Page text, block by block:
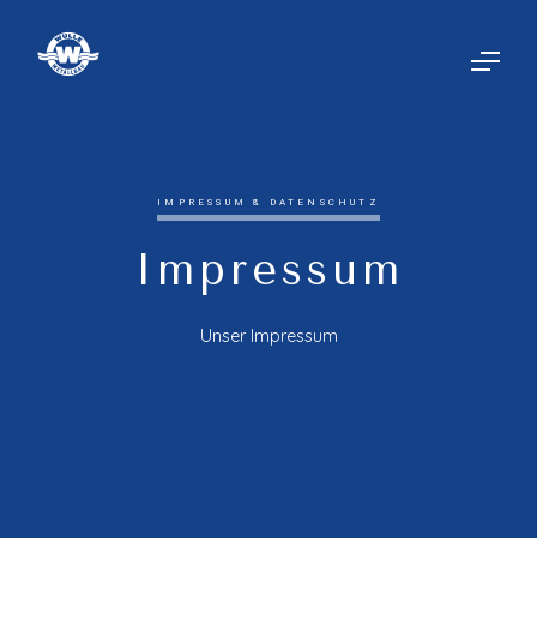
IMPRESSUM & DATENSCHUTZ
Impressum
Unser Impressum